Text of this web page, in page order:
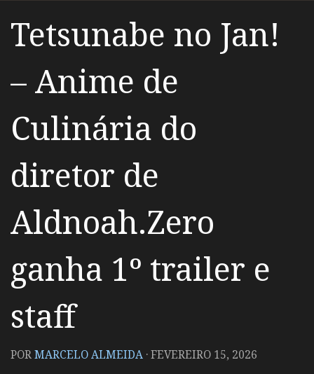
Tetsunabe no Jan!
– Anime de
Culinária do
diretor de
Aldnoah.Zero
ganha 1º trailer e
staff
PORMARCELO ALMEIDA ·FEVEREIRO 15, 2026